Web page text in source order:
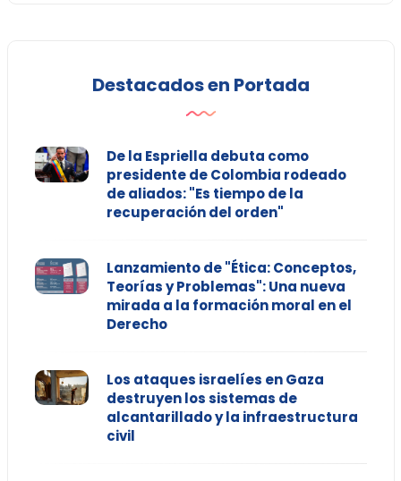
Destacados en Portada
De la Espriella debuta como
presidente de Colombia rodeado
de aliados: "Es tiempo de la
recuperación del orden"
Lanzamiento de "Ética: Conceptos,
Teorías y Problemas": Una nueva
mirada a la formación moral en el
Derecho
Los ataques israelíes en Gaza
destruyen los sistemas de
alcantarillado y la infraestructura
civil